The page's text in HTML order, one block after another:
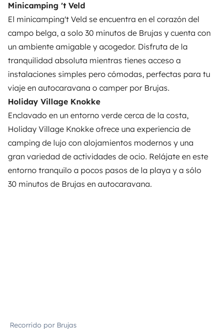
Minicamping 't Veld
El minicamping't Veld se encuentra en el corazón del
campo belga, a solo 30 minutos de Brujas y cuenta con
un ambiente amigable y acogedor. Disfruta de la
tranquilidad absoluta mientras tienes acceso a
instalaciones simples pero cómodas, perfectas para tu
viaje en autocaravana o camper por Brujas.
Holiday Village Knokke
Enclavado en un entorno verde cerca de la costa,
Holiday Village Knokke ofrece una experiencia de
camping de lujo con alojamientos modernos y una
gran variedad de actividades de ocio. Relájate en este
entorno tranquilo a pocos pasos de la playa y a sólo
30 minutos de Brujas en autocaravana.
Recorrido por Brujas